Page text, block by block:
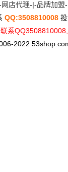
网店代理-|-品牌加盟
QQ:3508810008
系
2022